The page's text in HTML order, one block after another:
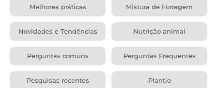
Melhores práticas Mistura de Forragem
Novidades e Tendências Nutrição animal
Perguntas comuns Perguntas Frequentes
Pesquisas recentes Plantio